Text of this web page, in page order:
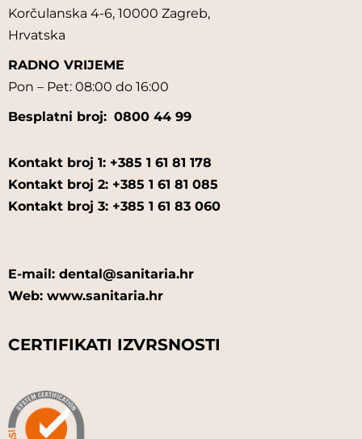
Korčulanska 4-6, 10000 Zagreb,
Hrvatska
RADNO VRIJEME
Pon – Pet: 08:00 do 16:00
Besplatni broj: 0800 44 99
Kontakt broj 1: +385 1 61 81 178
Kontakt broj 2: +385 1 61 81 085
Kontakt broj 3: +385 1 61 83 060
E-mail: dental@sanitaria.hr
Web: www.sanitaria.hr
CERTIFIKATI IZVRSNOSTI